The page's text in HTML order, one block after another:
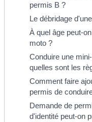
permis B ?
Le débridage
À quel âge peut-
moto ?
Conduire une
quelles sont les
Comment faire
permis de
Demande de
d'identité peut-on